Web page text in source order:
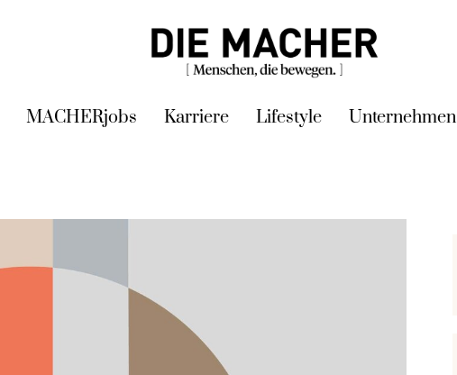
MACHERjobs Karriere Lifestyle Unternehmen